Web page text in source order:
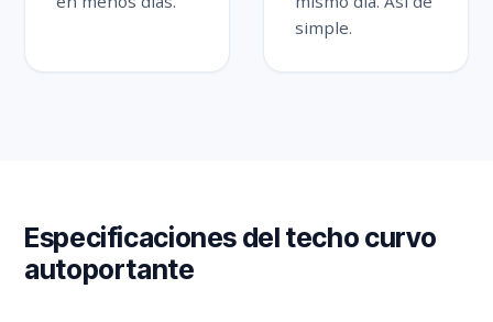
simple.
Especificaciones del techo curvo
autoportante